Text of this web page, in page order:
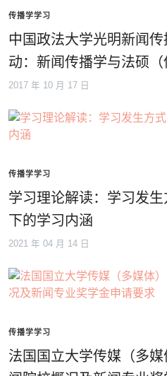
传播学学习
中国政法大学光明新闻
动：新闻传播学与法硕
2017 年 10 月 17 日
传播学学习
学习理论解读：学习发
下的学习内涵
2021 年 04 月 14 日
传播学学习
法国国立大学传媒（多